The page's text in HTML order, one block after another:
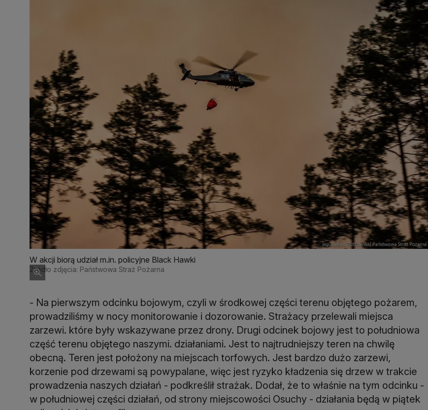
W akcji biorą udział m.in. policyjne Black Hawki
Źródło zdjęcia: Państwowa Straż Pożarna
- Na pierwszym odcinku bojowym, czyli w środkowej części terenu objętego pożarem,
prowadziliśmy w nocy monitorowanie i dozorowanie. Strażacy przelewali miejsca
zarzewi. które były wskazywane przez drony. Drugi odcinek bojowy jest to południowa
część terenu objętego naszymi. działaniami. Jest to najtrudniejszy teren na chwilę
obecną. Teren jest położony na miejscach torfowych. Jest bardzo dużo zarzewi,
korzenie pod drzewami są powypalane, więc jest ryzyko kładzenia się drzew w trakcie
prowadzenia naszych działań - podkreślił strażak. Dodał, że to właśnie na tym odcinku -
w południowej części działań, od strony miejscowości Osuchy - działania będą w piątek